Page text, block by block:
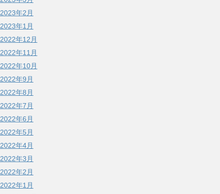
2023年2月
2023年1月
2022年12月
2022年11月
2022年10月
2022年9月
2022年8月
2022年7月
2022年6月
2022年5月
2022年4月
2022年3月
2022年2月
2022年1月